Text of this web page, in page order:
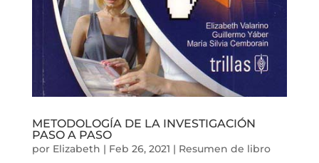
METODOLOGÍA DE LA INVESTIGACIÓN
PASO A PASO
por Elizabeth | Feb 26, 2021 | Resumen de libro